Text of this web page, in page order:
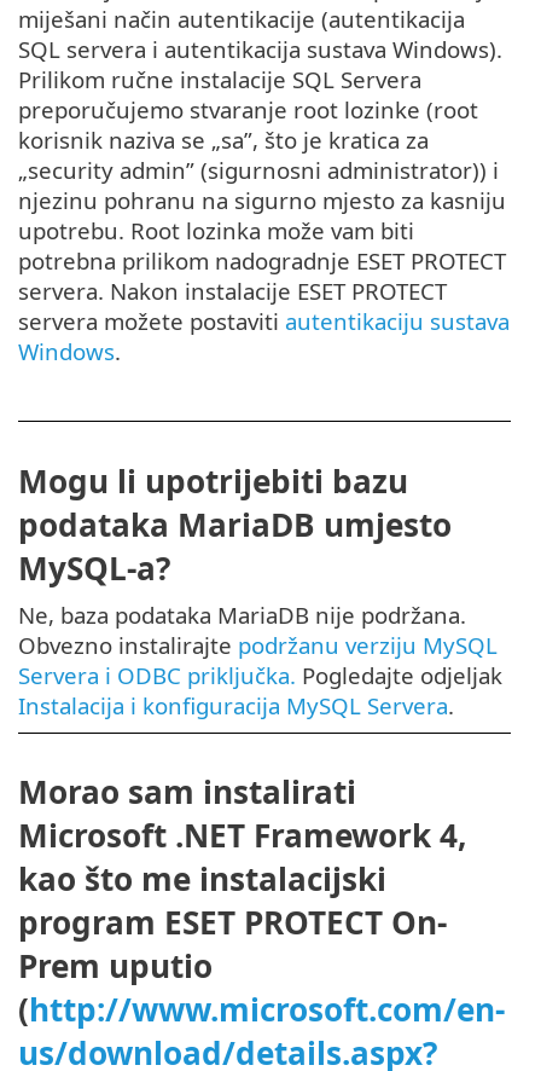
miješani način autentikacije (autentikacija
SQL servera i autentikacija sustava Windows).
Prilikom ručne instalacije SQL Servera
preporučujemo stvaranje root lozinke (root
korisnik naziva se „sa”, što je kratica za
„security admin” (sigurnosni administrator)) i
njezinu pohranu na sigurno mjesto za kasniju
upotrebu. Root lozinka može vam biti
potrebna prilikom nadogradnje ESET PROTECT
servera. Nakon instalacije ESET PROTECT
servera možete postaviti autentikaciju sustava
Windows.
Mogu li upotrijebiti bazu
podataka MariaDB umjesto
MySQL-a?
Ne, baza podataka MariaDB nije podržana.
Obvezno instalirajte podržanu verziju MySQL
Servera i ODBC priključka. Pogledajte odjeljak
Instalacija i konfiguracija MySQL Servera.
Morao sam instalirati
Microsoft .NET Framework 4,
kao što me instalacijski
program ESET PROTECT On-
Prem uputio
(http://www.microsoft.com/en-
us/download/details.aspx?